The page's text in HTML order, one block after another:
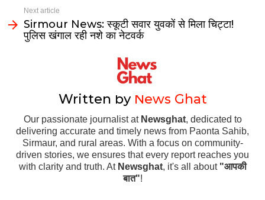
Next article
Sirmour News: स्कूटी सवार युवकों से मिला चिट्टा!
पुलिस खंगाल रही नशे का नेटवर्क
Written by News Ghat
Our passionate journalist at Newsghat, dedicated to
delivering accurate and timely news from Paonta Sahib,
Sirmaur, and rural areas. With a focus on community-
driven stories, we ensures that every report reaches you
with clarity and truth. At Newsghat, it's all about "आपकी
बात"!